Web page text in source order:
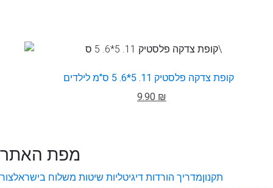
קופת צדקה פלסטיק 11. 5*6. 5 ס"מ לילדים
9.90 ₪
מפת האתר
תקנוןמדריך הורדות דיגיטליות שיטות משלוח בישראלצור